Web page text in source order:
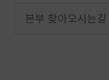
본부 찾아오시는길